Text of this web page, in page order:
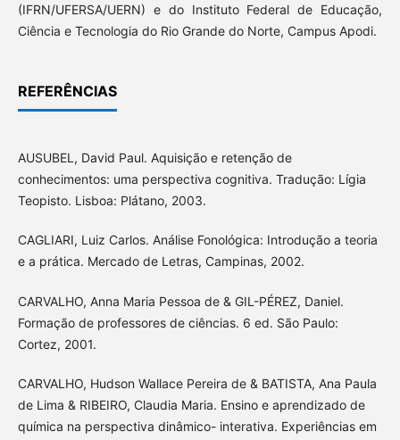
(IFRN/UFERSA/UERN) e do Instituto Federal de Educação,
Ciência e Tecnologia do Rio Grande do Norte, Campus Apodi.
REFERÊNCIAS
AUSUBEL, David Paul. Aquisição e retenção de
conhecimentos: uma perspectiva cognitiva. Tradução: Lígia
Teopisto. Lisboa: Plátano, 2003.
CAGLIARI, Luiz Carlos. Análise Fonológica: Introdução a teoria
e a prática. Mercado de Letras, Campinas, 2002.
CARVALHO, Anna Maria Pessoa de & GIL-PÉREZ, Daniel.
Formação de professores de ciências. 6 ed. São Paulo:
Cortez, 2001.
CARVALHO, Hudson Wallace Pereira de & BATISTA, Ana Paula
de Lima & RIBEIRO, Claudia Maria. Ensino e aprendizado de
química na perspectiva dinâmico- interativa. Experiências em